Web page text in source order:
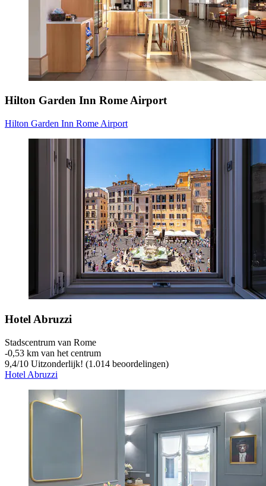
Hilton Garden Inn Rome Airport
Hilton Garden Inn Rome Airport
Hotel Abruzzi
Stadscentrum van Rome
‐0,53 km van het centrum
9,4/10 Uitzonderlijk! (1.014 beoordelingen)
Hotel Abruzzi